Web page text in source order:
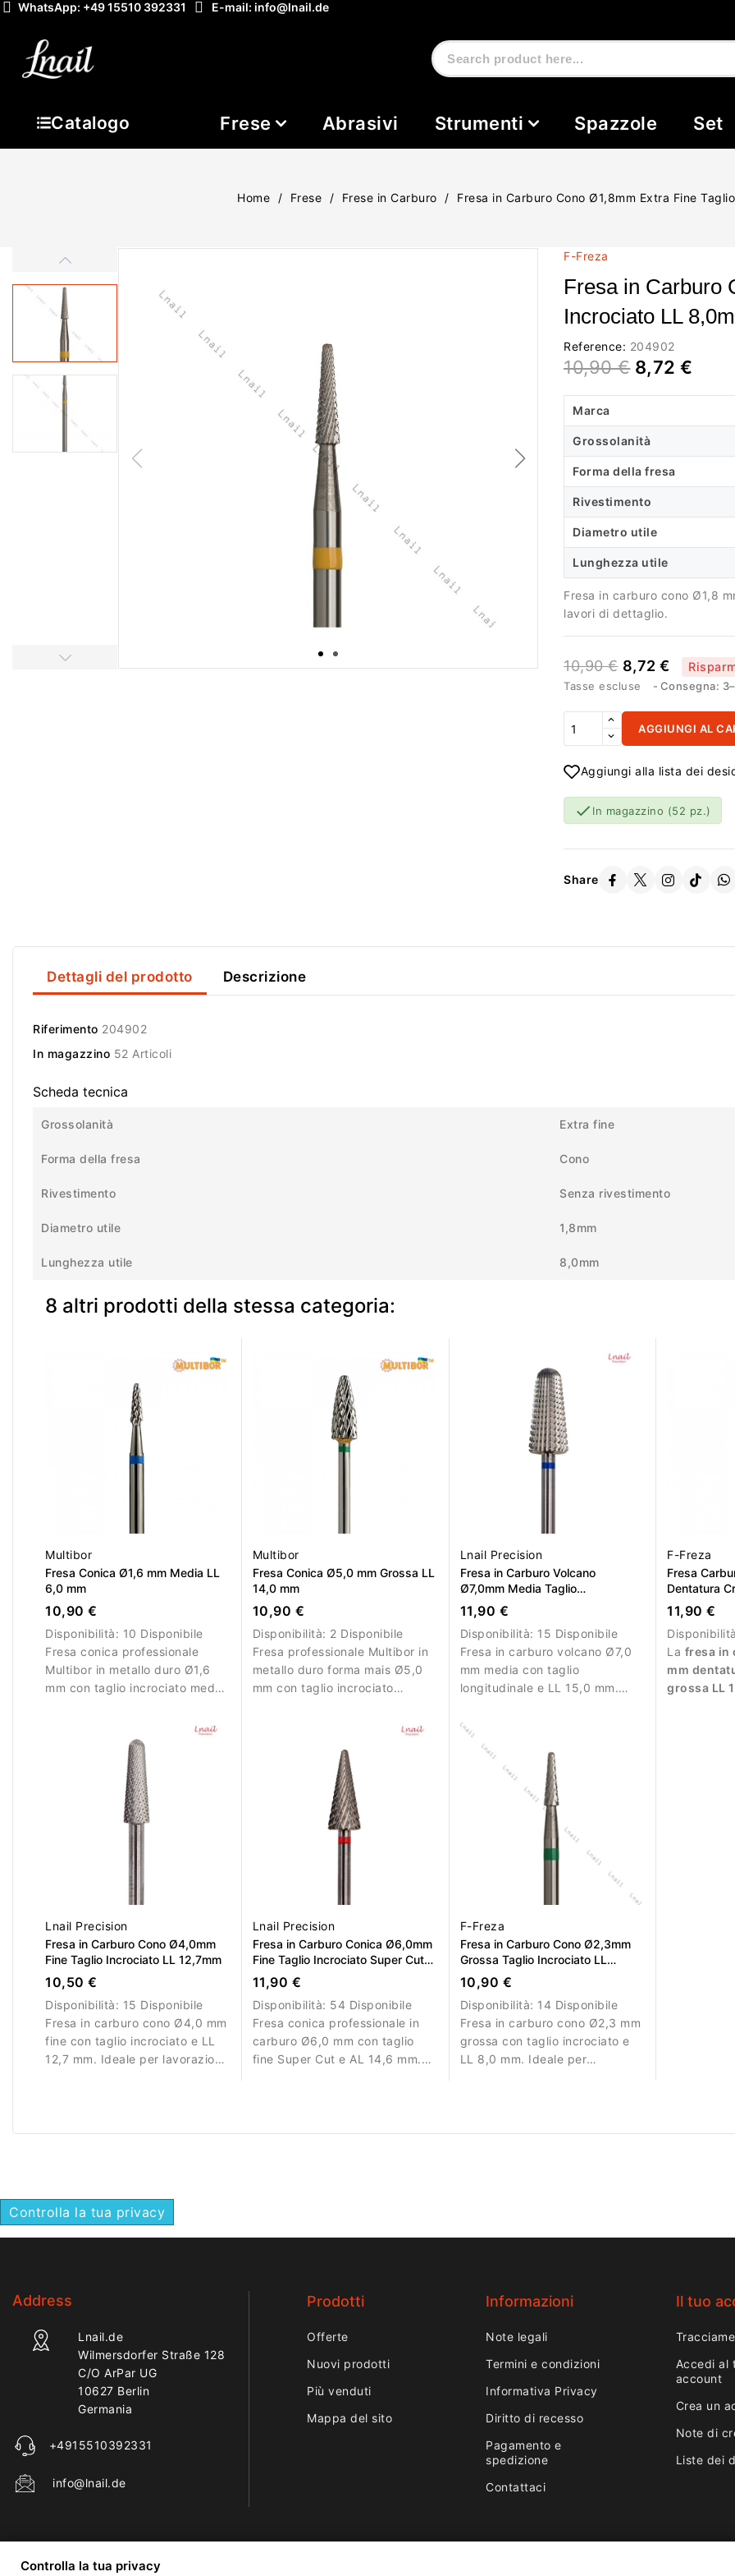
WhatsApp: +49 15510 392331 E-mail: info@lnail.de
Catalogo Frese Abrasivi Strumenti Spazzole Set
Home Frese Frese in Carburo Fresa in Carburo Cono Ø1,8mm Extra Fine
F-Freza
Fresa in Carburo
Incrociato LL
Reference: 204902
10,90 € 8,72 €
Marca
Grossolanità
Forma della fresa
Rivestimento
Diametro utile
Lunghezza utile
Fresa in carburo cono Ø1,8
lavori di dettaglio.
10,90 € 8,72 €
Tasse escluse Consegna:
AGGIUNGI AL
Aggiungi alla lista dei
 In magazzino (52 pz.)
Share
Dettagli del prodotto Descrizione
Riferimento 204902
In magazzino 52 Articoli
Scheda tecnica
Grossolanità Extra fine
Forma della fresa Cono
Rivestimento Senza rivestimento
Diametro utile 1,8mm
Lunghezza utile 8,0mm
8 altri prodotti della stessa categoria:
Multibor
Fresa Conica Ø1,6 mm Media LL
6,0 mm
10,90 €
Disponibilità: 10 Disponibile
Fresa conica professionale
Multibor in metallo duro Ø1,6
mm con taglio incrociato medio
Multibor
Fresa Conica Ø5,0 mm Grossa LL
14,0 mm
10,90 €
Disponibilità: 2 Disponibile
Fresa professionale Multibor in
metallo duro forma mais Ø5,0
mm con taglio incrociato
Lnail Precision
Fresa in Carburo Volcano
Ø7,0mm Media Taglio
Longitudinale LL 15,0mm
11,90 €
Disponibilità: 15 Disponibile
Fresa in carburo volcano Ø7,0
mm media con taglio
longitudinale e LL 15,0 mm.
controllate su superfici più
ampie.
F-Freza
Fresa
Dentatura
14,5 mm
11,90 €
La fresa in
mm
grossa LL
Lnail Precision
Fresa in Carburo Cono Ø4,0mm
Fine Taglio Incrociato LL 12,7mm
10,50 €
Disponibilità: 15 Disponibile
Fresa in carburo cono Ø4,0 mm
fine con taglio incrociato e LL
12,7 mm. Ideale per lavorazioni
Lnail Precision
Fresa in Carburo Conica Ø6,0mm
Fine Taglio Incrociato Super Cut
LL 14,6mm
11,90 €
Disponibilità: 54 Disponibile
Fresa conica professionale in
carburo Ø6,0 mm con taglio
fine Super Cut e AL 14,6 mm.
F-Freza
Fresa in Carburo Cono Ø2,3mm
Grossa Taglio Incrociato LL
8,0mm
10,90 €
Disponibilità: 14 Disponibile
Fresa in carburo cono Ø2,3 mm
grossa con taglio incrociato e
LL 8,0 mm. Ideale per
Controlla la tua privacy
Address
Lnail.de
Wilmersdorfer Straße 128
C/O ArPar UG
10627 Berlin
Germania
+4915510392331
info@lnail.de
Prodotti
Offerte
Nuovi prodotti
Più venduti
Mappa del sito
Informazioni
Note legali
Termini e condizioni
Informativa Privacy
Diritto di recesso
Pagamento e
spedizione
Contattaci
Il tuo
Accedi al
account
Crea un
Note di
Liste dei
Controlla la tua privacy